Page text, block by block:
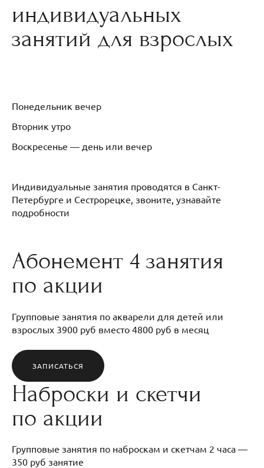
индивидуальных
занятий для взрослых
Понедельник вечер
Вторник утро
Воскресенье — день или вечер
Индивидуальные занятия проводятся в Санкт-
Петербурге и Сестрорецке, звоните, узнавайте
подробности
Абонемент 4 занятия
по акции
Групповые занятия по акварели для детей или
взрослых 3900 руб вместо 4800 руб в месяц
ЗАПИСАТЬСЯ
Наброски и скетчи
по акции
Групповые занятия по наброскам и скетчам 2 часа —
350 руб занятие